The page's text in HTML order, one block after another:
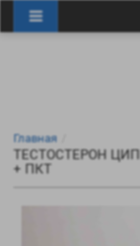
Главная
ТЕСТОСТЕРОН
+ ПКТ